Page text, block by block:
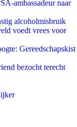
ambassadeur naar
alcoholmisbruik
voedt vrees voor
Gereedschapskist
bezocht terecht